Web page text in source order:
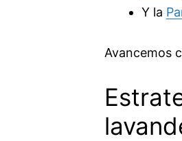
Y la
Avancemos